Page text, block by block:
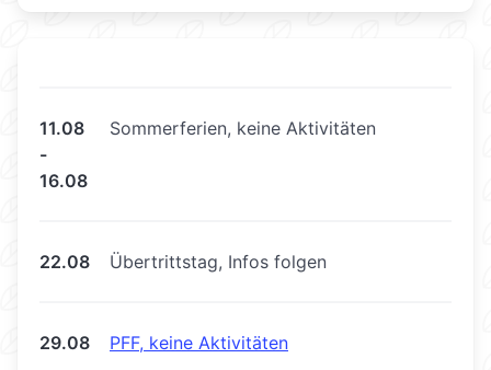
11.08
-
16.08
Sommerferien, keine Aktivitäten
22.08 Übertrittstag, Infos folgen
29.08 PFF, keine Aktivitäten